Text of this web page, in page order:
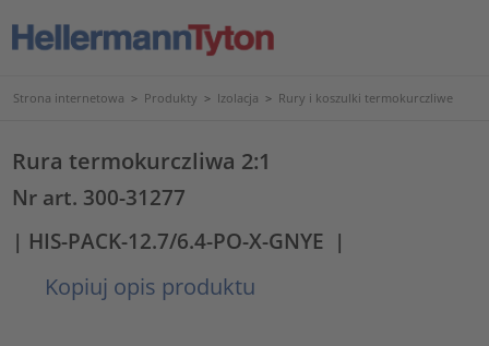
Strona internetowa > Produkty > Izolacja > Rury i koszulki termokurczliwe
Rura termokurczliwa 2:1
Nr art. 300-31277
| HIS-PACK-12.7/6.4-PO-X-GNYE |
Kopiuj opis produktu